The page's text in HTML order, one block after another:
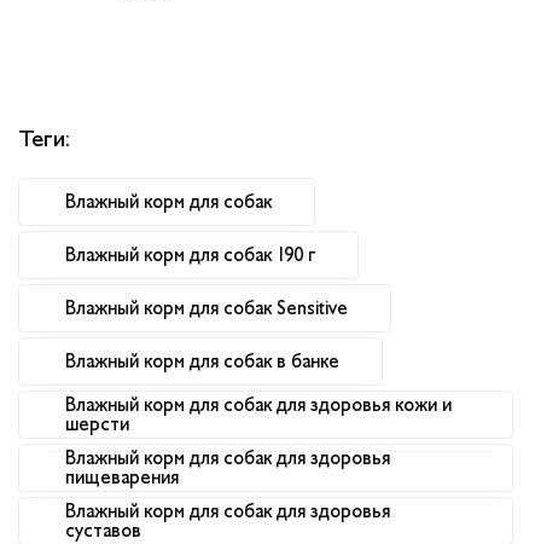
Теги:
Влажный корм для собак
Влажный корм для собак 190 г
Влажный корм для собак Sensitive
Влажный корм для собак в банке
Влажный корм для собак для здоровья кожи и
шерсти
Влажный корм для собак для здоровья
пищеварения
Влажный корм для собак для здоровья
суставов